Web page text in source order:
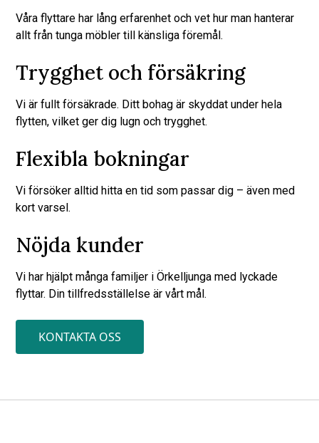
Våra flyttare har lång erfarenhet och vet hur man hanterar
allt från tunga möbler till känsliga föremål.
Trygghet och försäkring
Vi är fullt försäkrade. Ditt bohag är skyddat under hela
flytten, vilket ger dig lugn och trygghet.
Flexibla bokningar
Vi försöker alltid hitta en tid som passar dig – även med
kort varsel.
Nöjda kunder
Vi har hjälpt många familjer i Örkelljunga med lyckade
flyttar. Din tillfredsställelse är vårt mål.
KONTAKTA OSS